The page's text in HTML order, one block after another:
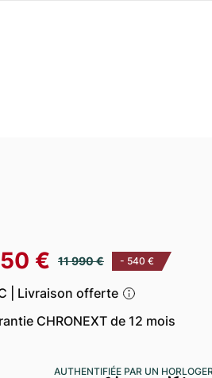
€ 11 990 € - 540 €
| Livraison offerte
CHRONEXT de 12 mois
AUTHENTIFIÉE PAR UN